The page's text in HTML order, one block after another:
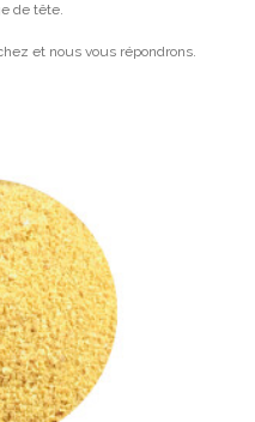
de tête.
et nous vous répondrons.